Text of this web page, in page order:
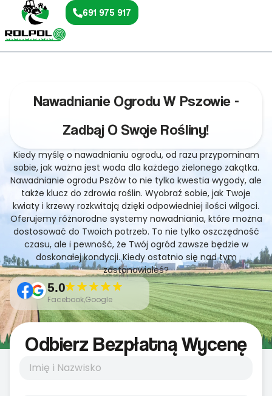
691 975 917
Nawadnianie Ogrodu W Pszowie -
Zadbaj O Swoje Rośliny!
Kiedy myślę o nawadnianiu ogrodu, od razu przypominam
sobie, jak ważna jest woda dla każdego zielonego zakątka.
Nawadnianie ogrodu Pszów to nie tylko kwestia wygody, ale
także klucz do zdrowia roślin. Wyobraź sobie, jak Twoje
kwiaty i krzewy rozkwitają dzięki odpowiedniej ilości wilgoci.
Oferujemy różnorodne systemy nawadniania, które można
dostosować do Twoich potrzeb. To nie tylko oszczędność
czasu, ale i pewność, że Twój ogród zawsze będzie w
doskonałej kondycji. Kiedy ostatnio się nad tym
zastanawiałeś?
5.0
Facebook,Google
Odbierz Bezpłatną Wycenę